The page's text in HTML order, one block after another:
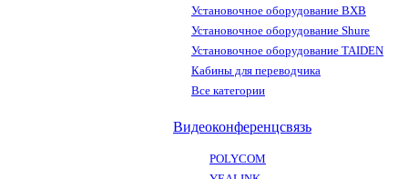
Установочное оборудование BXB
Установочное оборудование Shure
Установочное оборудование TAIDEN
Кабины для переводчика
Все категории
Видеоконференцсвязь
POLYCOM